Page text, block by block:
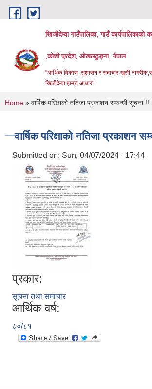
Skip to main content
खिजीदेम्वा गाउँपालिका, गाउँ कार्यपालिकाको
,कोशी प्रदेश, ओखलढुङ्गा, नेपाल
"आर्थिक विकास ,सुशासन र सदाचारःखुसी
खिजीदेम्वा हाम्रो आधार"
You are here
Home » वार्षिक परिक्षाको नतिजा प्रकाशन सम्बन्धी सूचना !!
वार्षिक परिक्षाको नतिजा प्रकाशन
Submitted on: Sun, 04/07/2024 - 17:44
प्रकार:
सूचना तथा समाचार
आर्थिक वर्ष:
८०/८१